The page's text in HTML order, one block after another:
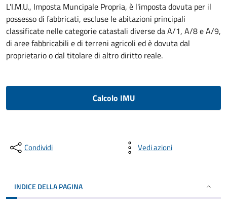
L'I.M.U., Imposta Muncipale Propria, è l'imposta dovuta per il
possesso di fabbricati, escluse le abitazioni principali
classificate nelle categorie catastali diverse da A/1, A/8 e A/9,
di aree fabbricabili e di terreni agricoli ed è dovuta dal
proprietario o dal titolare di altro diritto reale.
Calcolo IMU
Condividi Vedi azioni
INDICE DELLA PAGINA